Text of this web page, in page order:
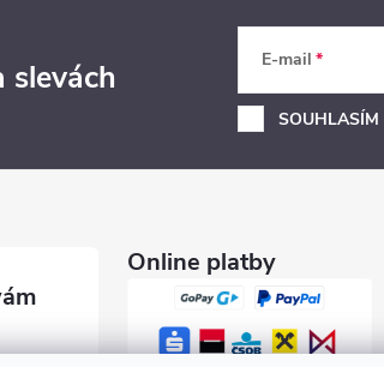
slevách E-mail
SOUHLASÍM
Online platby